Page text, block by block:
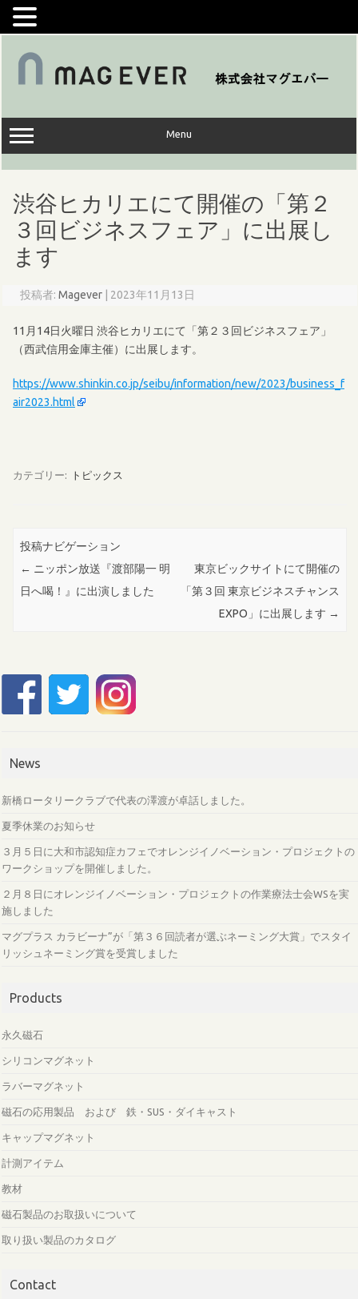
コ
キ
ッ
プ
Menu
渋谷ヒカリエにて開催の「第２
３回ビジネスフェア」に出展し
ます
投稿者:Magever | 2023年11月13日
11月14日火曜日 渋谷ヒカリエにて「第２３回ビジネスフェア」
（西武信用金庫主催）に出展します。
https://www.shinkin.co.jp/seibu/information/new/2023/business_f
air2023.html
カテゴリー: トピックス
投稿ナビゲーション
← ニッポン放送『渡部陽一 明
日へ喝！』に出演しました
東京ビックサイトにて開催の
「第３回 東京ビジネスチャンス
EXPO」に出展します →
News
新橋ロータリークラブで代表の澤渡が卓話しました。
夏季休業のお知らせ
３月５日に大和市認知症カフェでオレンジイノベーション・プロジェクトの
ワークショップを開催しました。
２月８日にオレンジイノベーション・プロジェクトの作業療法士会WSを実
施しました
マグプラス カラビーナ”が「第３６回読者が選ぶネーミング大賞」でスタイ
リッシュネーミング賞を受賞しました
Products
永久磁石
シリコンマグネット
ラバーマグネット
磁石の応用製品 および 鉄・SUS・ダイキャスト
キャップマグネット
計測アイテム
教材
磁石製品のお取扱いについて
取り扱い製品のカタログ
Contact